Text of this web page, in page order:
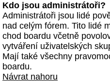
Kdo jsou administrátoři?
Administrátoři jsou lidé
nad celým fórem. Tito lidé
chod boardu včetně
vytváření uživatelských
Mají také všechny
boardu.
Návrat nahoru